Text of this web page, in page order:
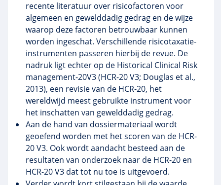
recente literatuur over risicofactoren voor
algemeen en gewelddadig gedrag en de wijze
waarop deze factoren betrouwbaar kunnen
worden ingeschat. Verschillende risicotaxatie-
instrumenten passeren hierbij de revue. De
nadruk ligt echter op de Historical Clinical Risk
management-20V3(HCR-20V3; Douglas et al.,
2013), een revisie van de HCR-20, het
wereldwijd meest gebruikte instrument voor
het inschatten van gewelddadig gedrag.
Aan de hand van dossiermateriaal wordt
geoefend worden met het scoren van de HCR-
20V3. Ook wordt aandacht besteed aan de
resultaten van onderzoek naar de HCR-20 en
HCR-20V3 dat tot nu toe is uitgevoerd.